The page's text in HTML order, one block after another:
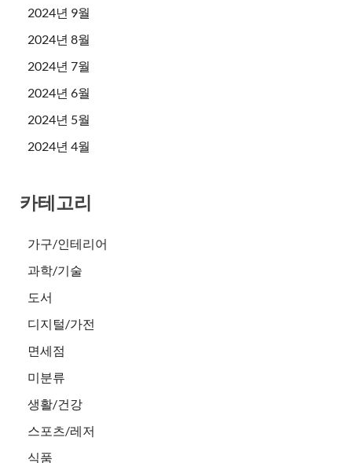
2024년 9월
2024년 8월
2024년 7월
2024년 6월
2024년 5월
2024년 4월
카테고리
가구/인테리어
과학/기술
도서
디지털/가전
면세점
미분류
생활/건강
스포츠/레저
식품